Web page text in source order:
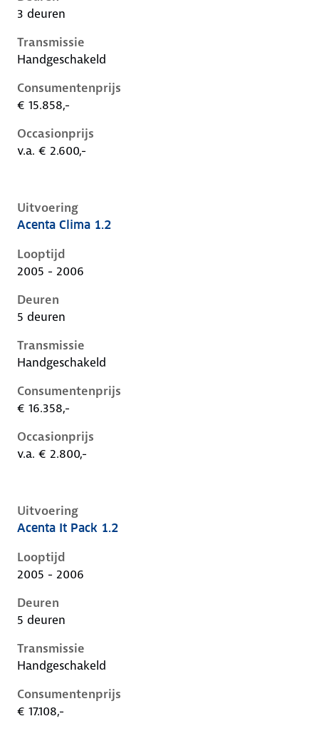
3 deuren
Transmissie
Handgeschakeld
Consumentenprijs
€ 15.858,-
Occasionprijs
v.a. € 2.600,-
Uitvoering
Nissan Micra iii-k12-1e-facelift, 1.2, 59 kW, Benzine,
Acenta Clima 1.2
Looptijd
2005 - 2006
Deuren
5 deuren
Transmissie
Handgeschakeld
Consumentenprijs
€ 16.358,-
Occasionprijs
v.a. € 2.800,-
Uitvoering
Nissan Micra iii-k12-1e-facelift, 1.2, 59 kW, Benzine,
Acenta It Pack 1.2
Looptijd
2005 - 2006
Deuren
5 deuren
Transmissie
Handgeschakeld
Consumentenprijs
€ 17.108,-